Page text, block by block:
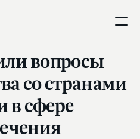
вопросы
со странами
в сфере